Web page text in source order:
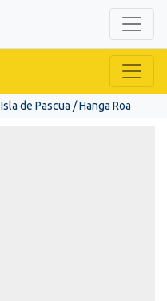
Isla de Pascua / Hanga Roa